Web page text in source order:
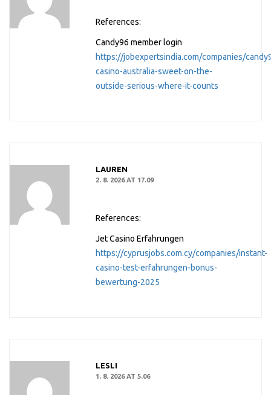
References:
Candy96 member login
https://jobexpertsindia.com/companies/
casino-australia-sweet-on-the-
outside-serious-where-it-counts
LAUREN
2. 8. 2026 AT 17.09
References:
Jet Casino Erfahrungen
https://cyprusjobs.com.cy/companies/instant-
casino-test-erfahrungen-bonus-
bewertung-2025
LESLI
1. 8. 2026 AT 5.06